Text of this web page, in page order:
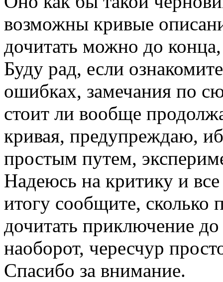
возможны кривые
дочитать можно до
Буду рад, если
ошибках, замечания по
стоит ли вообще
кривая, предупреждаю,
простым путем,
Надеюсь на критику и
итогу сообщите, сколько
дочитать приключение
наоборот, чересчур
Спасибо за внимание.